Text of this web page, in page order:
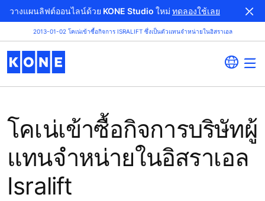
วางแผนลิฟต์ออนไลน์ด้วย KONE Studio ใหม่ ทดลองใช้เลย
2013-01-02 โคเน่เข้าซื้อกิจการ ISRALIFT ซึ่งเป็นตัวแทนจำหน่ายในอิสราเอล
โคเน่เข้าซื้อกิจการบริษัทผู้
แทนจำหน่ายในอิสราเอล
Isralift